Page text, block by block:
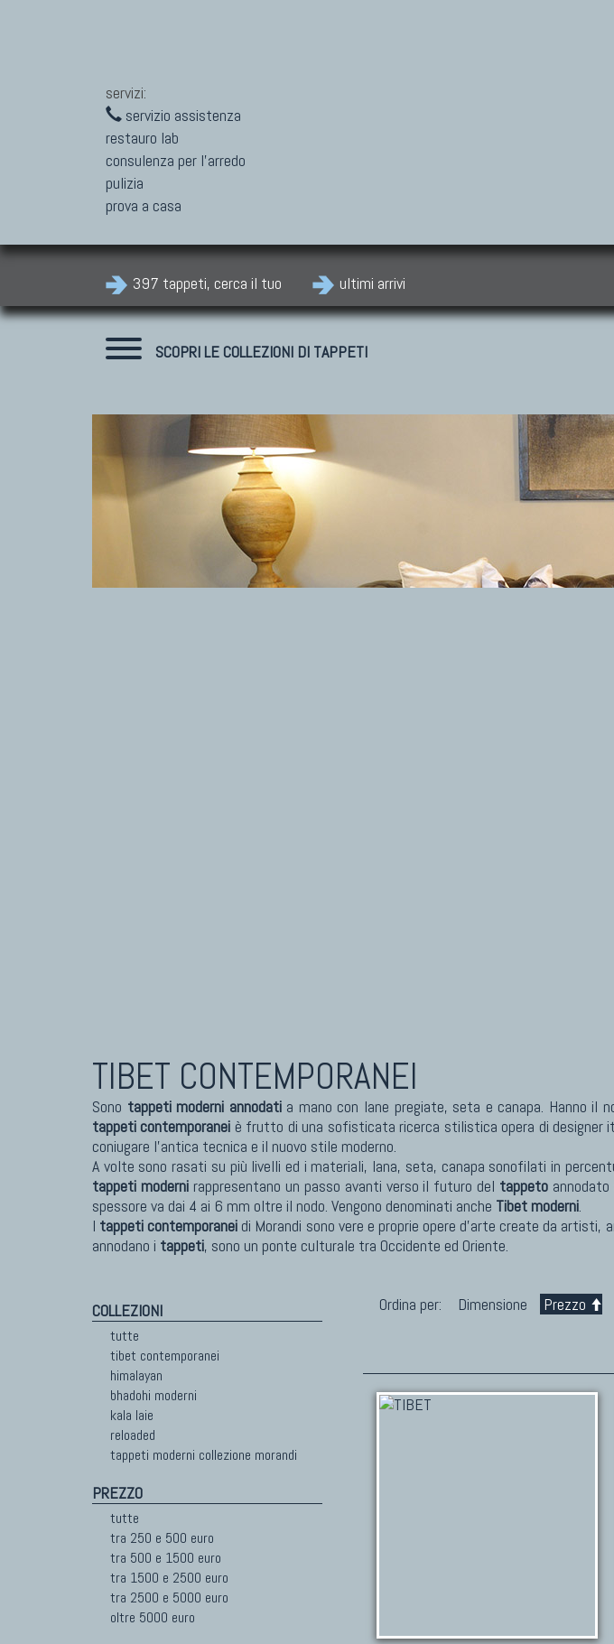
servizi:
servizio assistenza
restauro lab
consulenza per l'arredo
pulizia
prova a casa
397 tappeti, cerca il tuo ultimi arrivi
SCOPRI LE COLLEZIONI DI TAPPETI
TAPPETI MODERNI
Tibet Contemporanei
Himalayan
Marco Nereo Rotelli
Daniela Marchetti
TIBET CONTEMPORANEI
Sono tappeti moderni annodatia mano con lane pregiate, seta e canapa. Hanno il
tappeti contemporanei è frutto di una sofisticata ricerca stilistica opera di
coniugare l'antica tecnica e il nuovo stile moderno.
A volte sono rasati su più livelli ed i materiali, lana, seta, canapa sonofilati in
tappeti modernirappresentano un passo avanti verso il futuro del tappeto
spessore va dai 4 ai 6 mm oltre il nodo. Vengono denominati anche Tibet moderni.
I tappeti contemporanei di Morandi sono vere e proprie opere d’arte create da
annodano i tappeti, sono un ponte culturale tra Occidente ed Oriente.
COLLEZIONI
tutte
tibet contemporanei
himalayan
bhadohi moderni
kala laie
reloaded
tappeti moderni collezione morandi
PREZZO
tutte
tra 250 e 500 euro
tra 500 e 1500 euro
tra 1500 e 2500 euro
tra 2500 e 5000 euro
oltre 5000 euro
Ordina per: Dimensione Prezzo